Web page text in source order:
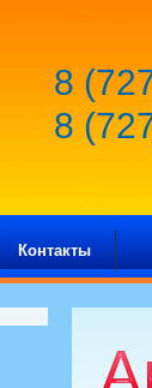
8
8
Контакты